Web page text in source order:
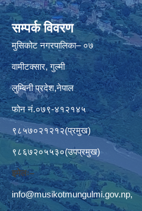
सम्पर्क विवरण
मुसिकोट नगरपालिका– ०७
वामीटक्सार, गुल्मी
लुम्बिनी प्रदेश,नेपाल
फोन नं.०७९-४१२१४५
९८५७०२१२१२(प्रमुख)
९८६७२०५५३०(उपप्रमुख)
इमेलः–
info@musikotmungulmi.gov.np,